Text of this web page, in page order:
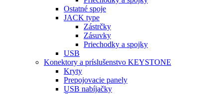
Ostatné spoje
JACK type
Zástrčky
Zásuvky
Priechodky a spojky
USB
Konektory a príslušenstvo KEYSTONE
Kryty
Prepojovacie panely
USB nabíjačky